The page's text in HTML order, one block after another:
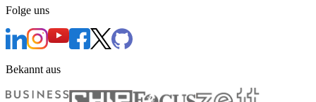
Folge uns
Bekannt aus